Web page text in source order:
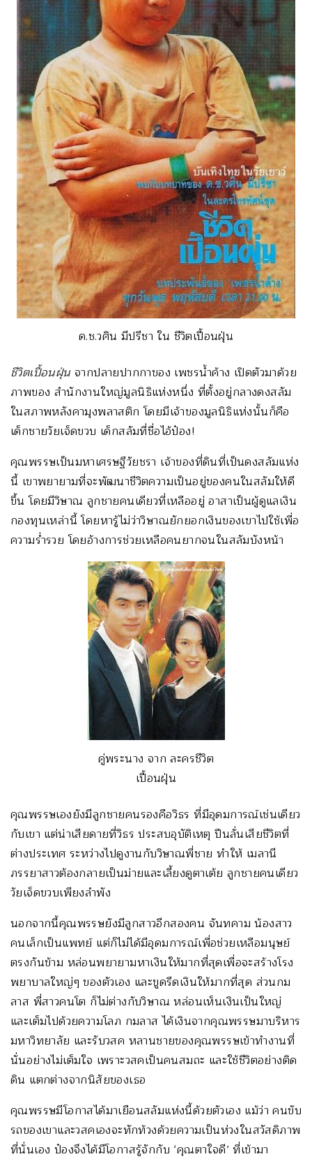
ด.ช.วศิน มีปรีชา ใน ชีวิตเปื้อนฝุ่น
ชีวิตเปื้อนฝุ่น จากปลายปากกาของ เพชรน้ำค้าง เปิดตัวมาด้วย
ภาพของ สำนักงานใหญ่มูลนิธิแห่งหนึ่ง ที่ตั้งอยู่กลางดงสลัม
ในสภาพหลังคามุงพลาสติก โดยมีเจ้าของมูลนิธิแห่งนั้นก็คือ
เด็กชายวัยเจ็ดขวบ เด็กสลัมที่ชื่อไอ้ป๋อง!
คุณพรรษเป็นมหาเศรษฐีวัยชรา เจ้าของที่ดินที่เป็นดงสลัมแห่ง
นี้ เขาพยายามที่จะพัฒนาชีวิตความเป็นอยู่ของคนในสลัมให้ดี
ขึ้น โดยมีวิษาณ ลูกชายคนเดียวที่เหลืออยู่ อาสาเป็นผู้ดูแลเงิน
กองทุนเหล่านี้ โดยหารู้ไม่ว่าวิษาณยักยอกเงินของเขาไปใช้เพื่อ
ความร่ำรวย โดยอ้างการช่วยเหลือคนยากจนในสลัมบังหน้า
คู่พระนาง จาก ละครชีวิต
เปื้อนฝุ่น
คุณพรรษเองยังมีลูกชายคนรองคือวิธร ที่มีอุดมการณ์เช่นเดียว
กับเขา แต่น่าเสียดายที่วิธร ประสบอุบัติเหตุ ปืนลั่นเสียชีวิตที่
ต่างประเทศ ระหว่างไปดูงานกับวิษาณพี่ชาย ทำให้ เมลานี
ภรรยาสาวต้องกลายเป็นม่ายและเลี้ยงดูตาเต้ย ลูกชายคนเดียว
วัยเจ็ดขวบเพียงลำพัง
นอกจากนี้คุณพรรษยังมีลูกสาวอีกสองคน จันทคาม น้องสาว
คนเล็กเป็นแพทย์ แต่ก็ไม่ได้มีอุดมการณ์เพื่อช่วยเหลือมนุษย์
ตรงกันข้าม หล่อนพยายามหาเงินให้มากที่สุดเพื่อจะสร้างโรง
พยาบาลใหญ่ๆ ของตัวเอง และขูดรีดเงินให้มากที่สุด ส่วนกม
ลาส พี่สาวคนโต ก็ไม่ต่างกับวิษาณ หล่อนเห็นเงินเป็นใหญ่
และเต็มไปด้วยความโลภ กมลาส ได้เงินจากคุณพรรษมาบริหาร
มหาวิทยาลัย และรับวสค หลานชายของคุณพรรษเข้าทำงานที่
นั่นอย่างไม่เต็มใจ เพราะวสคเป็นคนสมถะ และใช้ชีวิตอย่างติด
ดิน แตกต่างจากนิสัยของเธอ
คุณพรรษมีโอกาสได้มาเยือนสลัมแห่งนี้ด้วยตัวเอง แม้ว่า คนขับ
รถของเขาและวสคเองจะทักท้วงด้วยความเป็นห่วงในสวัสดิภาพ
ที่นั่นเอง ป๋องจึงได้มีโอกาสรู้จักกับ ‘คุณตาใจดี’ ที่เข้ามา